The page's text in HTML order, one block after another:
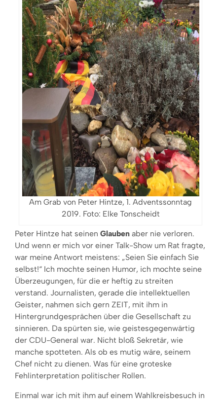
Am Grab von Peter Hintze, 1. Adventssonntag
2019. Foto: Elke Tonscheidt
Peter Hintze hat seinen Glauben aber nie verloren.
Und wenn er mich vor einer Talk-Show um Rat fragte,
war meine Antwort meistens: „Seien Sie einfach Sie
selbst!“ Ich mochte seinen Humor, ich mochte seine
Überzeugungen, für die er heftig zu streiten
verstand. Journalisten, gerade die intellektuellen
Geister, nahmen sich gern ZEIT, mit ihm in
Hintergrundgesprächen über die Gesellschaft zu
sinnieren. Da spürten sie, wie geistesgegenwärtig
der CDU-General war. Nicht bloß Sekretär, wie
manche spotteten. Als ob es mutig wäre, seinem
Chef nicht zu dienen. Was für eine groteske
Fehlinterpretation politischer Rollen.
Einmal war ich mit ihm auf einem Wahlkreisbesuch in